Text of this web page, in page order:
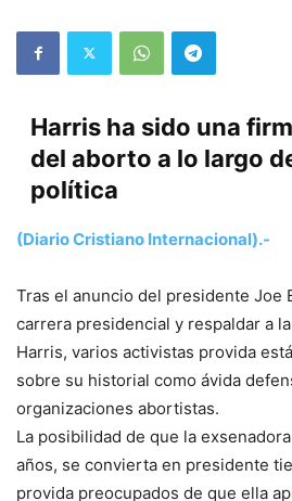
Harris ha sido una
del aborto a lo largo
política
(Diario Cristiano Internacional).-
Tras el anuncio del presidente Joe
carrera presidencial y respaldar a
Harris, varios activistas provida
sobre su historial como ávida
organizaciones abortistas.
La posibilidad de que la
años, se convierta en presidente
provida preocupados de que ella